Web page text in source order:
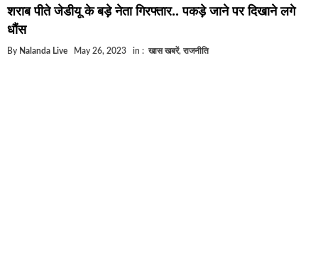
शराब पीते जेडीयू के बड़े नेता गिरफ्तार.. पकड़े जाने पर दिखाने लगे
धौंस
By Nalanda Live May 26, 2023 in : खास खबरें, राजनीति